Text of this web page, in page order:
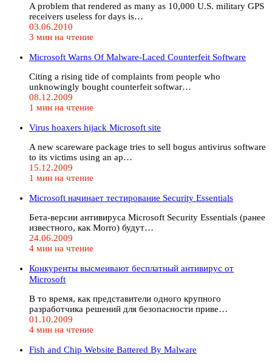
A problem that rendered as many as 10,000 U.S. military GPS
receivers useless for days is…
03.06.2010
3 мин на чтение
Microsoft Warns Of Malware-Laced Counterfeit Software
Citing a rising tide of complaints from people who
unknowingly bought counterfeit softwar…
08.12.2009
1 мин на чтение
Virus hoaxers hijack Microsoft site
A new scareware package tries to sell bogus antivirus software
to its victims using an ap…
15.12.2009
1 мин на чтение
Microsoft начинает тестирование Security Essentials
Бета-версии антивируса Microsoft Security Essentials (ранее
известного, как Morro) будут…
24.06.2009
4 мин на чтение
Конкуренты высмеивают бесплатный антивирус от
Microsoft
В то время, как представители одного крупного
разработчика решений для безопасности приве…
01.10.2009
4 мин на чтение
Fish and Chip Website Battered By Malware